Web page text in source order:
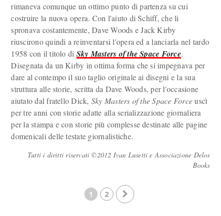
rimaneva comunque un ottimo punto di partenza su cui
costruire la nuova opera. Con l'aiuto di Schiff, che li
spronava costantemente, Dave Woods e Jack Kirby
riuscirono quindi a reinventarsi l'opera ed a lanciarla nel tardo
1958 con il titolo di Sky Masters of the Space Force.
Disegnata da un Kirby in ottima forma che si impegnava per
dare al contempo il suo taglio originale ai disegni e la sua
struttura alle storie, scritta da Dave Woods, per l'occasione
aiutato dal fratello Dick, Sky Masters of the Space Forceuscì
per tre anni con storie adatte alla serializzazione giornaliera
per la stampa e con storie più complesse destinate alle pagine
domenicali delle testate giornalistiche.
Tutti i diritti riservati ©2012 Ivan Lusetti e Associazione Delos
Books
1 2